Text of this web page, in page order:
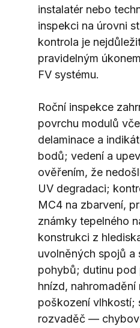
instalatér nebo
inspekci na úrovni
kontrola je
pravidelným
FV systému.
Roční inspekce
povrchu modulů
delaminace a
bodů; vedení a
ověřením, že
UV degradaci;
MC4 na zbarvení,
známky tepelného
konstrukci z
uvolněných spojů a
pohybů; dutinu
hnízd, nahromadění
poškození vlhkostí;
rozvaděč —